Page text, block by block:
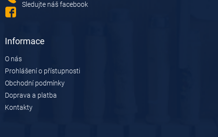
Sledujte náš facebook
Informace
O nás
Prohlášení o přístupnosti
Obchodní podmínky
Doprava a platba
Kontakty